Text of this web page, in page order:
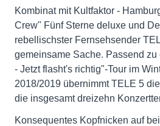
Kombinat mit Kultfaktor -
Crew" Fünf Sterne deluxe und
rebellischster Fernsehsender
gemeinsame Sache. Passend zu
- Jetzt flasht's richtig"-Tour im
2018/2019 übernimmt TELE 5
die insgesamt dreizehn
Konsequentes Kopfnicken auf